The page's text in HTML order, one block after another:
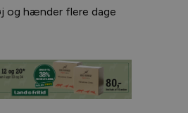
hænder flere dage